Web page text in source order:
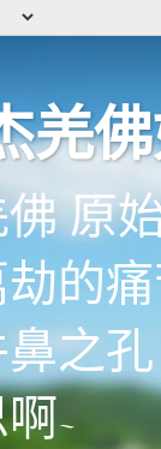
羌
原
的
之
~